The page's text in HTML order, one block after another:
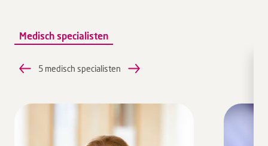
Medisch specialisten
5 medisch specialisten